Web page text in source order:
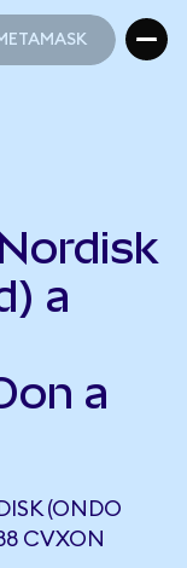
a
a
(ONDO
CVXON